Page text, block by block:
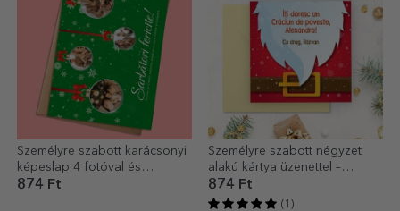
Személyre szabott karácsonyi
képeslap 4 fotóval és
szöveggel – Globulete modell
874 Ft
Személyre szabott négyzet
alakú kártya üzenettel –
Mikulás
874 Ft
(1)